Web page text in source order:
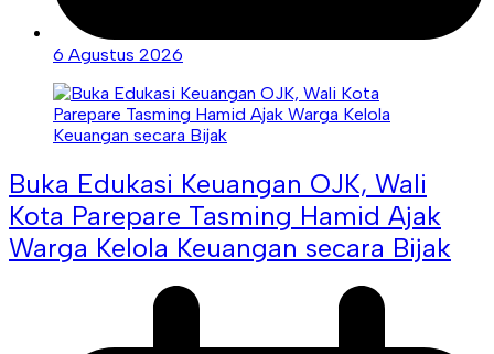
6 Agustus 2026
Buka Edukasi Keuangan OJK, Wali
Kota Parepare Tasming Hamid Ajak
Warga Kelola Keuangan secara Bijak